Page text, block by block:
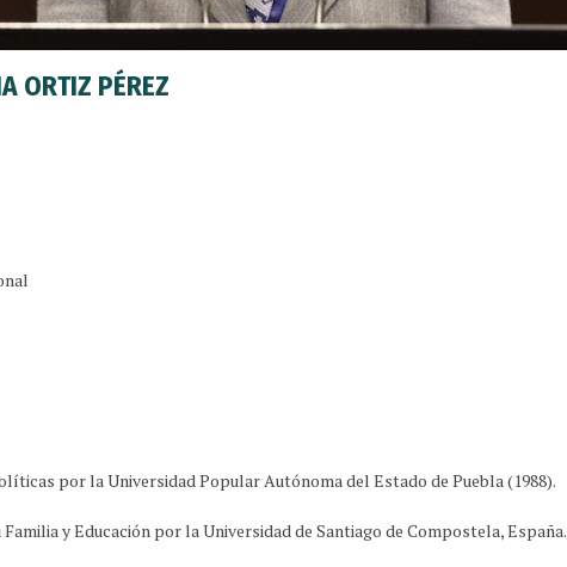
ORTIZ PÉREZ
por la Universidad Popular Autónoma del Estado de Puebla (1988).
y Educación por la Universidad de Santiago de Compostela, España.